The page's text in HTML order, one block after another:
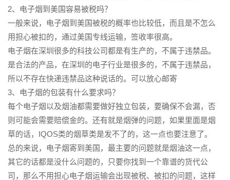
2、电子烟到美国容易被税吗？
一般来说，电子烟到美国被税的概率也比较低，而且是不怎么
用担心被扣的，通过美国专线运输，签收率很高。
电子烟在深圳很多的科技公司都是有生产的，不属于违禁品。
是合法的产品，在深圳的电子行业是很多的，不属于违禁品，
所以不存在快递违禁品这种说话的。可以放心邮寄
3、电子烟的包装有什么要求吗？
每个电子烟以及烟油都需要做好独立包装，要确保不会漏，否
则可能会需要赔偿金的。还有就是烟弹的问题，如果里面是烟
草的话，IQOS类的烟草类是发不了的，这一点也要注意了。
总的来说，电子烟寄到美国，最主要的问题就是烟油这一点，
其它的话都是没什么问题的，只要你找到一个靠谱的货代公
司，那么不用担心电子烟运输会出现被税、被扣的问题，这样